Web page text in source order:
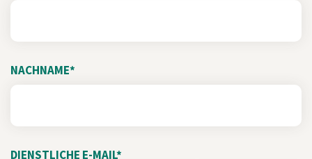
NACHNAME*
DIENSTLICHE E-MAIL*